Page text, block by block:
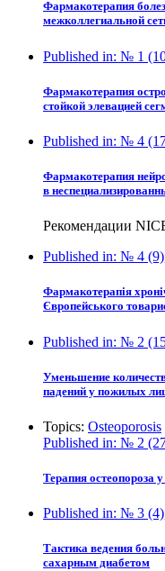
Фармакотерапия
межколлегиальной
Published in: № 1
Фармакотерапия
стойкой элевацией
Published in: № 4
Фармакотерапия
в
Рекомендации
Published in: № 4
Фармакотерапія
Європейського
Published in: № 2
Уменьшение
падений у пожилых
Topics: Osteoporosis
Published in: № 2
Терапия остеопороза
Published in: № 3
Тактика ведения
сахарным диабетом